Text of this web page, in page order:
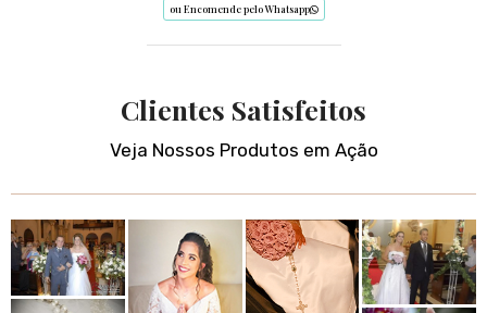
ou Encomende pelo Whatsapp
Clientes Satisfeitos
Veja Nossos Produtos em Ação